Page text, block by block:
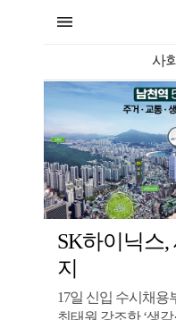
사회
SK하이닉스
지
17일 신입 수시채용